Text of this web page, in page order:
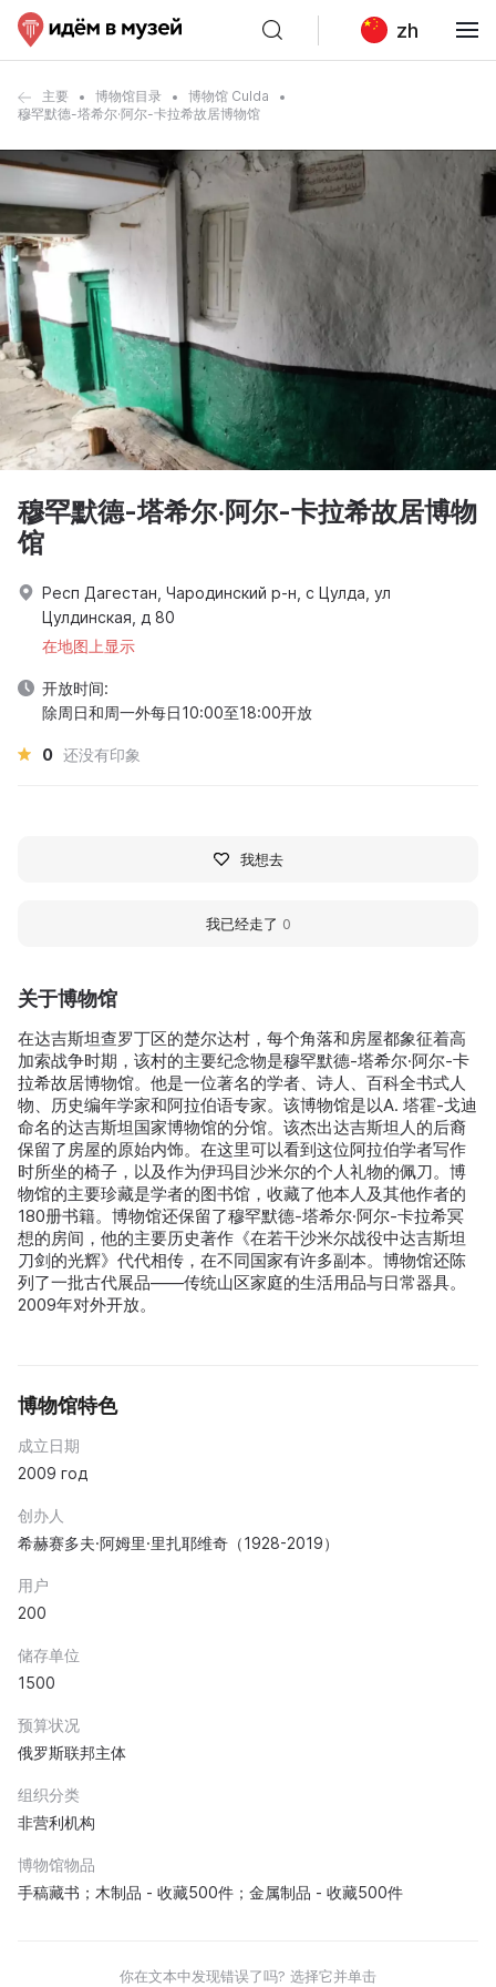
zh
主要 博物馆目录
博物馆 Culda
穆罕默德-塔希尔·阿尔-卡拉希故居博物馆
关于博物馆
在达吉斯坦查罗丁区的楚尔达村，每个角落和房屋都象征着高
加索战争时期，该村的主要纪念物是穆罕默德-塔希尔·阿尔-卡
拉希故居博物馆。他是一位著名的学者、诗人、百科全书式人
物、历史编年学家和阿拉伯语专家。该博物馆是以A. 塔霍-戈迪
命名的达吉斯坦国家博物馆的分馆。该杰出达吉斯坦人的后裔
保留了房屋的原始内饰。在这里可以看到这位阿拉伯学者写作
时所坐的椅子，以及作为伊玛目沙米尔的个人礼物的佩刀。博
物馆的主要珍藏是学者的图书馆，收藏了他本人及其他作者的
180册书籍。博物馆还保留了穆罕默德-塔希尔·阿尔-卡拉希冥
想的房间，他的主要历史著作《在若干沙米尔战役中达吉斯坦
刀剑的光辉》代代相传，在不同国家有许多副本。博物馆还陈
列了一批古代展品——传统山区家庭的生活用品与日常器具。
2009年对外开放。
博物馆特色
成立日期
2009 год
创办人
希赫赛多夫·阿姆里·里扎耶维奇（1928-2019）
用户
200
储存单位
1500
预算状况
俄罗斯联邦主体
组织分类
非营利机构
博物馆物品
手稿藏书；木制品 - 收藏500件；金属制品 - 收藏500件
你在文本中发现错误了吗? 选择它并单击
穆罕默德-塔希尔·阿尔-卡拉希故居博物
馆
Респ Дагестан, Чародинский р-н, с Цулда, ул
Цулдинская, д 80
在地图上显示
开放时间:
除周日和周一外每日10:00至18:00开放
0 还没有印象
我想去
我已经走了 0